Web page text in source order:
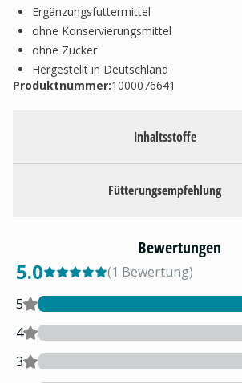
Ergänzungsfuttermittel
ohne Konservierungsmittel
ohne Zucker
Hergestellt in Deutschland
Produktnummer:1000076641
Inhaltsstoffe
Fütterungsempfehlung
Bewertungen
5.0 (1 Bewertung)
5
4
3